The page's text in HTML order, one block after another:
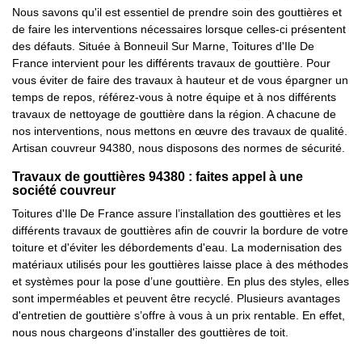
Nous savons qu'il est essentiel de prendre soin des gouttières et
de faire les interventions nécessaires lorsque celles-ci présentent
des défauts. Située à Bonneuil Sur Marne, Toitures d'Ile De
France intervient pour les différents travaux de gouttière. Pour
vous éviter de faire des travaux à hauteur et de vous épargner un
temps de repos, référez-vous à notre équipe et à nos différents
travaux de nettoyage de gouttière dans la région. A chacune de
nos interventions, nous mettons en œuvre des travaux de qualité.
Artisan couvreur 94380, nous disposons des normes de sécurité.
Travaux de gouttières 94380 : faites appel à une
société couvreur
Toitures d'Ile De France assure l’installation des gouttières et les
différents travaux de gouttières afin de couvrir la bordure de votre
toiture et d'éviter les débordements d'eau. La modernisation des
matériaux utilisés pour les gouttières laisse place à des méthodes
et systèmes pour la pose d’une gouttière. En plus des styles, elles
sont imperméables et peuvent être recyclé. Plusieurs avantages
d'entretien de gouttière s’offre à vous à un prix rentable. En effet,
nous nous chargeons d'installer des gouttières de toit.